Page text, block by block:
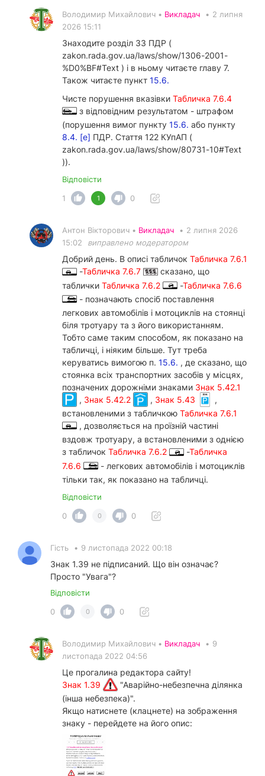
Володимир Михайлович • Викладач • 2 липня
2026 15:11
Знаходите розділ 33 ПДР (
zakon.rada.gov.ua/laws/show/1306-2001-
%D0%BF#Text ) і в ньому читаєте главу 7.
Також читаєте пункт 15.6.
Чисте порушення вказівки Табличка 7.6.4
з відповідним результатом - штрафом
(порушення вимог пункту 15.6. або пункту
8.4. [е] ПДР. Стаття 122 КУпАП (
zakon.rada.gov.ua/laws/show/80731-10#Text
)).
Відповісти
1
1 0
Антон Вікторович • Викладач • 2 липня 2026
15:02
виправлено модератором
Добрий день. В описі табличок Табличка 7.6.1
-Табличка 7.6.7
сказано, що
таблички Табличка 7.6.2 -Табличка 7.6.6
- позначають спосіб поставлення
легкових автомобілів і мотоциклів на стоянці
біля тротуару та з його використанням.
Тобто саме таким способом, як показано на
табличці, і ніяким більше. Тут треба
керуватись вимогою п. 15.6. , де сказано, що
стоянка всіх транспортних засобів у місцях,
позначених дорожніми знаками Знак 5.42.1
, Знак 5.42.2 , Знак 5.43
,
встановленими з табличкою Табличка 7.6.1
, дозволяється на проїзній частині
вздовж тротуару, а встановленими з однією
з табличок Табличка 7.6.2 -Табличка
7.6.6
- легкових автомобілів і мотоциклів
тільки так, як показано на табличці.
Відповісти
0
0 0
Гість • 9 листопада 2022 00:18
Знак 1.39 не підписаний. Що він означає?
Просто "Увага"?
Відповісти
0
0 0
Володимир Михайлович • Викладач • 9
листопада 2022 04:56
Це прогалина редактора сайту!
Знак 1.39
"Аварійно-небезпечна ділянка
(інша небезпека)".
Якщо натиснете (клацнете) на зображення
знаку - перейдете на його опис: